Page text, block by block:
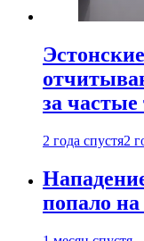
за
2 года спустя2
попало на